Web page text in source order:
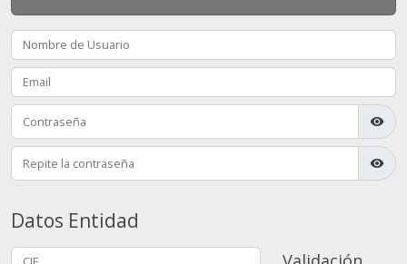
visibility
visibility
Datos Entidad